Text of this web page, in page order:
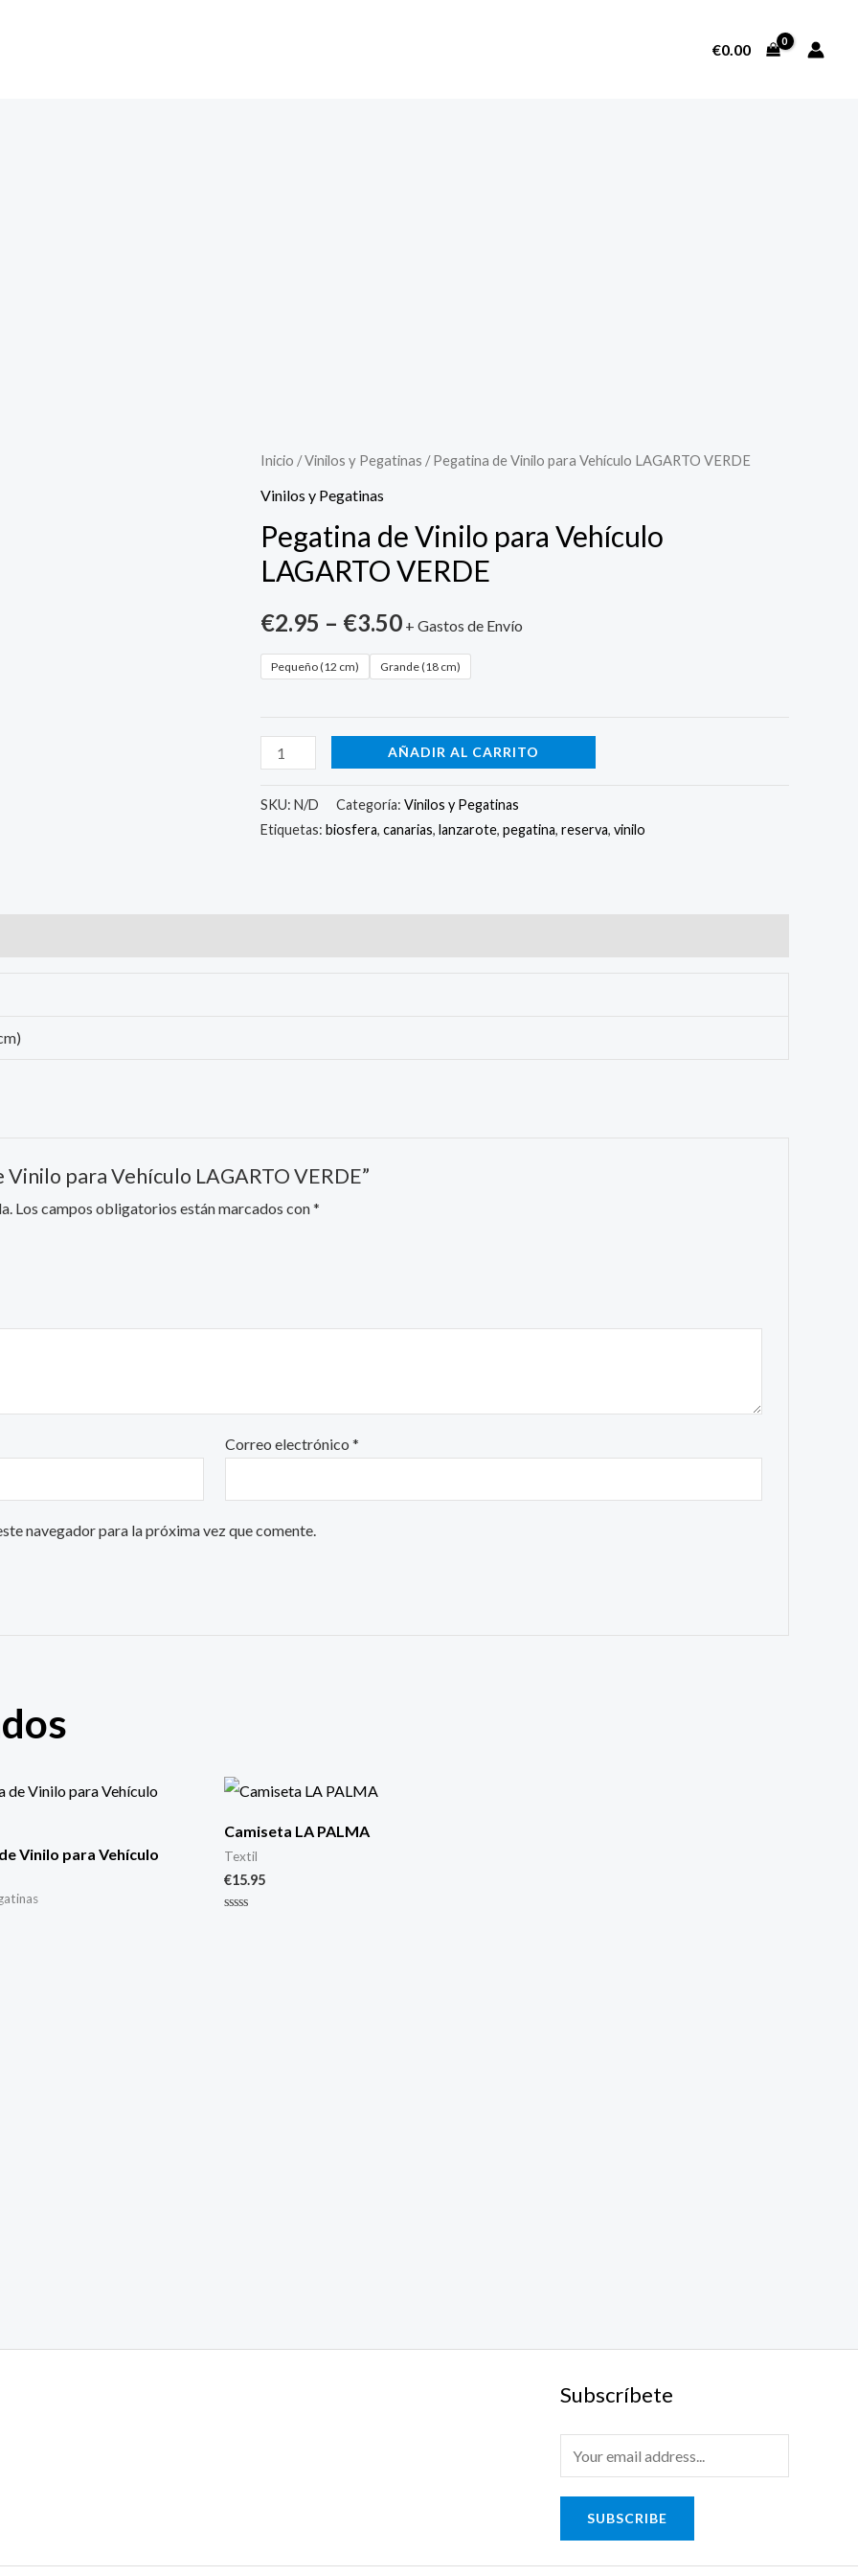
€0.00
Inicio /Vinilos y Pegatinas / Pegatina de Vinilo para Vehículo LAGARTO VERDE
Vinilos y Pegatinas
Pegatina de Vinilo para Vehículo
LAGARTO VERDE
€2.95 – €3.50 + Gastos de Envío
Pequeño (12 cm) Grande (18 cm)
Pegatina
de
para
Vehículo
VERDE
cantidad
AÑADIR AL CARRITO
SKU: N/D Categoría: Vinilos y Pegatinas
Etiquetas: biosfera, canarias, lanzarote, pegatina, reserva, vinilo
para Vehículo LAGARTO VERDE”
Los campos obligatorios están marcados con*
Correo electrónico*
navegador para la próxima vez que comente.
Vinilo para Vehículo
Camiseta LA PALMA
Textil
€15.95
Subscríbete
SUBSCRIBE